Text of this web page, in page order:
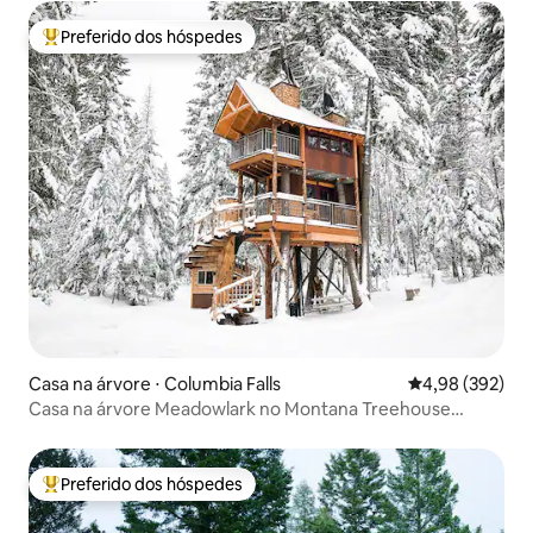
Entre os melhores preferidos dos hóspedes
Preferido dos hóspedes
Casa na árvore ⋅ Columbia Falls 4,98 de uma
4,98 (392)
Casa na árvore Meadowlark no Montana Treehouse
Entre os melhores preferidos dos hóspedes
Preferido dos hóspedes